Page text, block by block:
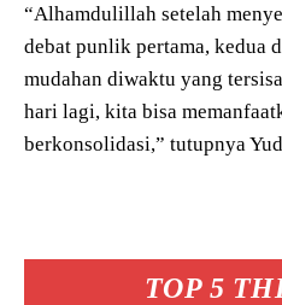
TOP 5
“Alhamdulillah setelah
debat punlik pertama, kedua
mudahan diwaktu yang
hari lagi, kita bisa
berkonsolidasi,” tutupnya